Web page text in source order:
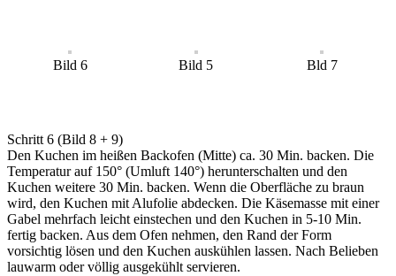
Bild 6 Bild 5 Bld 7
Schritt 6 (Bild 8 + 9)
Den Kuchen im heißen Backofen (Mitte) ca. 30 Min. backen. Die
Temperatur auf 150° (Umluft 140°) herunterschalten und den
Kuchen weitere 30 Min. backen. Wenn die Oberfläche zu braun
wird, den Kuchen mit Alufolie abdecken. Die Käsemasse mit einer
Gabel mehrfach leicht einstechen und den Kuchen in 5-10 Min.
fertig backen. Aus dem Ofen nehmen, den Rand der Form
vorsichtig lösen und den Kuchen auskühlen lassen. Nach Belieben
lauwarm oder völlig ausgekühlt servieren.